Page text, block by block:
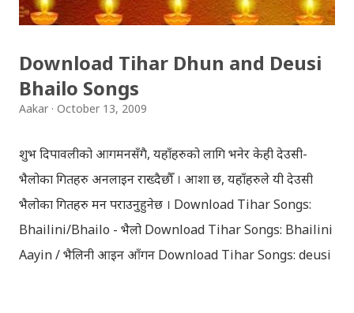
Download Tihar Dhun and Deusi
Bhailo Songs
Aakar October 13, 2009
शुभ दिपावलीको आगमनसँगै, यहाँहरुको लागि भनेर केही देउसी-
भैलोका गितहरु अनलाइन राख्दैछौँ । आशा छ, यहाँहरुले यी देउसी
भैलोका गितहरु मन पराउनुहुनेछ । Download Tihar Songs:
Bhailini/Bhailo - भैलो Download Tihar Songs: Bhailini
Aayin / भैलिनी आइन आँगन Download Tihar Songs: deusi